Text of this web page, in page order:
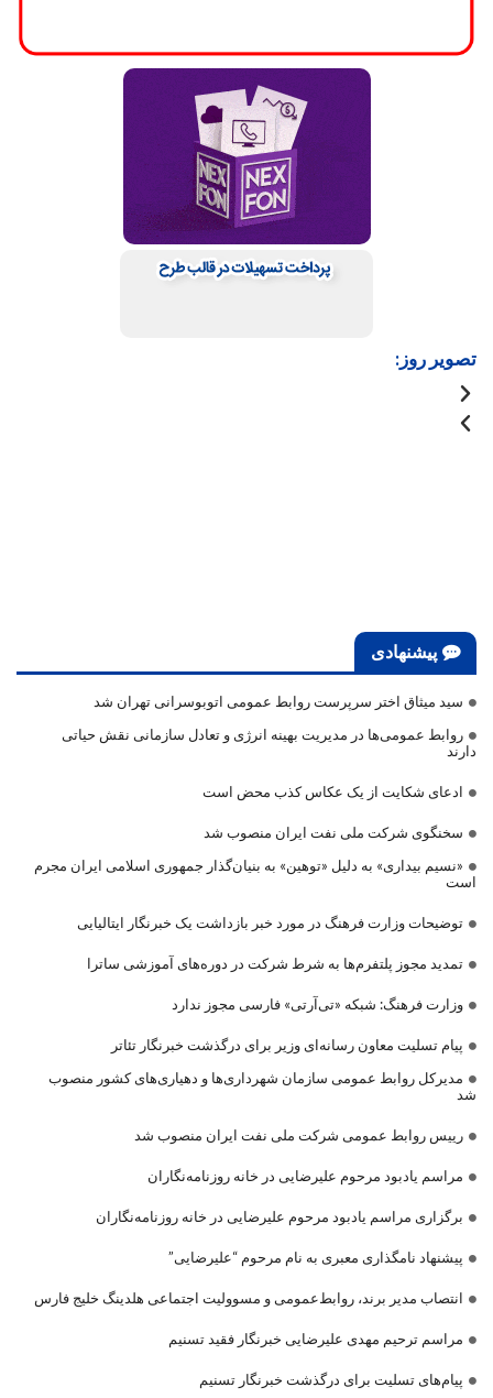
تصویر روز:
پیشنهادی
سید میثاق اختر سرپرست روابط عمومی اتوبوسرانی تهران شد
روابط عمومی‌ها در مدیریت بهینه انرژی و تعادل سازمانی نقش حیاتی
دارند
ادعای شکایت از یک عکاس کذب محض است
سخنگوی شرکت ملی نفت ایران منصوب شد
«نسیم بیداری» به دلیل «توهین» به بنیان‌گذار جمهوری اسلامی ایران مجرم
است
توضیحات وزارت فرهنگ در مورد خبر بازداشت یک خبرنگار ایتالیایی
تمدید مجوز پلتفرم‌ها به شرط شرکت در دوره‌های آموزشی ساترا
وزارت فرهنگ: شبکه «تی‌آرتی» فارسی مجوز ندارد
پیام تسلیت معاون رسانه‌ای وزیر برای درگذشت خبرنگار تئاتر
مدیرکل روابط عمومی سازمان شهرداری‌ها و دهیاری‌های کشور منصوب
شد
رییس روابط عمومی شرکت ملی نفت ایران منصوب شد
مراسم یادبود مرحوم علیرضایی در خانه روزنامه‌نگاران
برگزاری مراسم یادبود مرحوم علیرضایی در خانه روزنامه‌نگاران
پیشنهاد نامگذاری معبری به نام مرحوم “علیرضایی”
انتصاب مدیر برند، روابط‌عمومی و مسوولیت اجتماعی هلدینگ خلیج فارس
مراسم ترحیم مهدی علیرضایی خبرنگار فقید تسنیم
پیام‌های تسلیت برای درگذشت خبرنگار تسنیم